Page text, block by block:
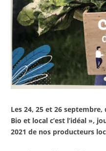
Les 24, 25 et 26
Bio et local c’est l’idéal »,
2021 de nos producteurs